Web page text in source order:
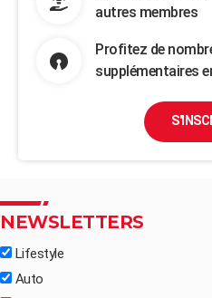
autres membres
Profitez de
supplémentaires
NEWSLETTERS
Lifestyle
Auto